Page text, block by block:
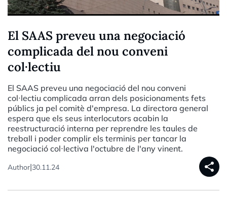
El SAAS preveu una negociació
complicada del nou conveni
col·lectiu
El SAAS preveu una negociació del nou conveni
col·lectiu complicada arran dels posicionaments fets
públics ja pel comitè d'empresa. La directora general
espera que els seus interlocutors acabin la
reestructuració interna per reprendre les taules de
treball i poder complir els terminis per tancar la
negociació col·lectiva l'octubre de l'any vinent.
Author|30.11.24 share